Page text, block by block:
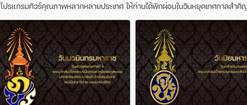
โปรแกรมทัวร์คุณภาพหลากหลายประเทศ ให้ท่านได้พักผ่อนในวันหยุดเทศกาลสำคั